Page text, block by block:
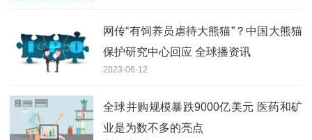
网传“有饲养员虐待大熊猫”？中国大熊猫
保护研究中心回应 全球播资讯
2023-06-12
全球并购规模暴跌9000亿美元 医药和矿
业是为数不多的亮点